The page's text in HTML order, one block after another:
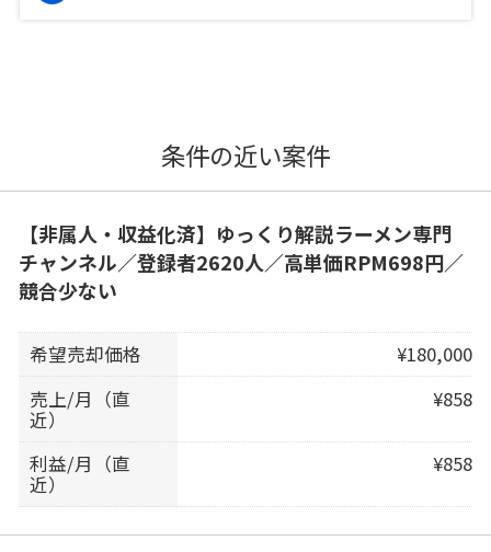
条件の近い案件
【非属人・収益化済】ゆっくり解説ラーメン専門
チャンネル／登録者2620人／高単価RPM698円／
競合少ない
希望売却価格
¥180,000
売上/月（直
近）
¥858
利益/月（直
近）
¥858